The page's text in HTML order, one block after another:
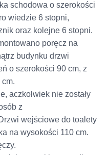
schodowa o szerokości
wiedzie 6 stopni,
oraz kolejne 6 stopni.
poręcz na
budynku drzwi
o szerokości 90 cm, z
aczkolwiek nie zostały
z
wejściowe do toalety
na wysokości 110 cm.